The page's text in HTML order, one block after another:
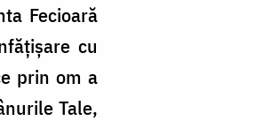
Fecioară
cu
prin om a
Tale,